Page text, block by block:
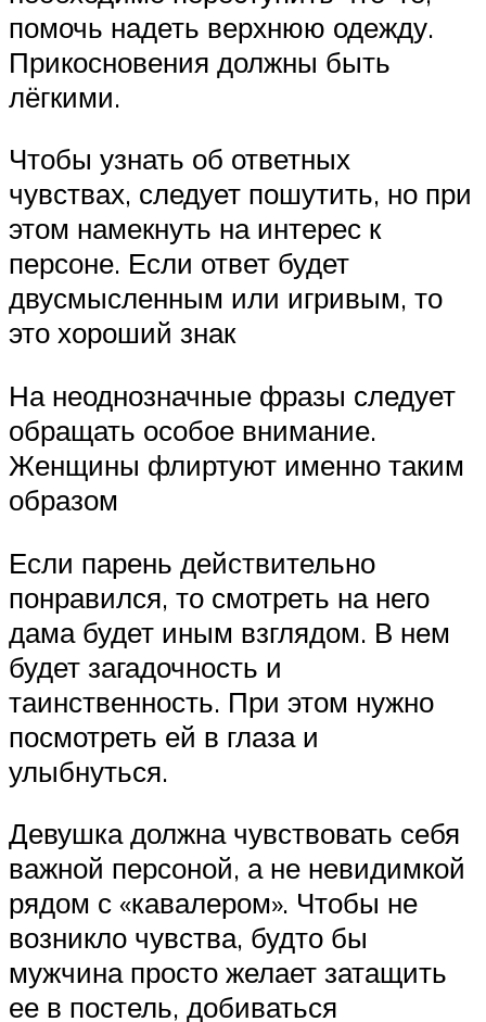
помочь надеть верхнюю одежду.
Прикосновения должны быть
лёгкими.
Чтобы узнать об ответных
чувствах, следует пошутить, но при
этом намекнуть на интерес к
персоне. Если ответ будет
двусмысленным или игривым, то
это хороший знак
На неоднозначные фразы следует
обращать особое внимание.
Женщины флиртуют именно таким
образом
Если парень действительно
понравился, то смотреть на него
дама будет иным взглядом. В нем
будет загадочность и
таинственность. При этом нужно
посмотреть ей в глаза и
улыбнуться.
Девушка должна чувствовать себя
важной персоной, а не невидимкой
рядом с «кавалером». Чтобы не
возникло чувства, будто бы
мужчина просто желает затащить
ее в постель, добиваться